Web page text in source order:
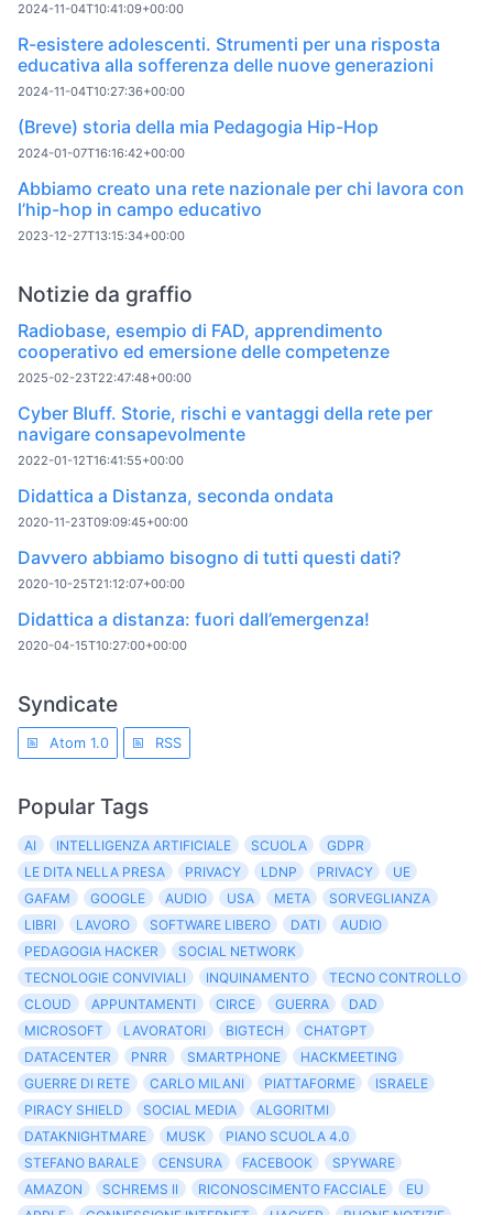
2024-11-04T10:41:09+00:00
R-esistere adolescenti. Strumenti per una risposta
educativa alla sofferenza delle nuove generazioni
2024-11-04T10:27:36+00:00
(Breve) storia della mia Pedagogia Hip-Hop
2024-01-07T16:16:42+00:00
Abbiamo creato una rete nazionale per chi lavora con
l’hip-hop in campo educativo
2023-12-27T13:15:34+00:00
Notizie da graffio
Radiobase, esempio di FAD, apprendimento
cooperativo ed emersione delle competenze
2025-02-23T22:47:48+00:00
Cyber Bluff. Storie, rischi e vantaggi della rete per
navigare consapevolmente
2022-01-12T16:41:55+00:00
Didattica a Distanza, seconda ondata
2020-11-23T09:09:45+00:00
Davvero abbiamo bisogno di tutti questi dati?
2020-10-25T21:12:07+00:00
Didattica a distanza: fuori dall’emergenza!
2020-04-15T10:27:00+00:00
Syndicate
Atom 1.0 RSS
Popular Tags
AI INTELLIGENZA ARTIFICIALE SCUOLA
GDPR
LE DITA NELLA PRESA
PRIVACY LDNP PRIVACY
UE
GAFAM
GOOGLE AUDIO USA META
SORVEGLIANZA
LIBRI
LAVORO SOFTWARE LIBERO DATI
AUDIO
PEDAGOGIA HACKER
SOCIAL NETWORK
TECNOLOGIE CONVIVIALI
INQUINAMENTO
TECNO CONTROLLO
CLOUD
APPUNTAMENTI CIRCE GUERRA
DAD
MICROSOFT
LAVORATORI BIGTECH
CHATGPT
DATACENTER
PNRR SMARTPHONE
HACKMEETING
GUERRE DI RETE
CARLO MILANI PIATTAFORME
ISRAELE
PIRACY SHIELD
SOCIAL MEDIA
ALGORITMI
DATAKNIGHTMARE
MUSK
PIANO SCUOLA 4.0
STEFANO BARALE
CENSURA FACEBOOK
SPYWARE
AMAZON
SCHREMS II RICONOSCIMENTO FACCIALE
EU